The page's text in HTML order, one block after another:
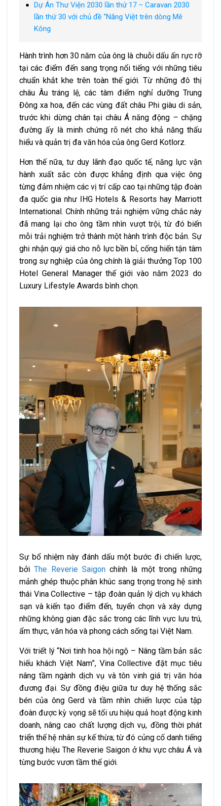
Dự Án Thư Viện 2030 lần thứ 17 – Caravan 2030
lần thứ 30 với chủ đề “Nắng Việt trên dòng Mê
Kông
Hành trình hơn 30 năm của ông là chuỗi dấu ấn rực rỡ
tại các điểm đến sang trọng nổi tiếng với những tiêu
chuẩn khắt khe trên toàn thế giới. Từ những đô thị
châu Âu tráng lệ, các tâm điểm nghỉ dưỡng Trung
Đông xa hoa, đến các vùng đất châu Phi giàu di sản,
trước khi dừng chân tại châu Á năng động – chặng
đường ấy là minh chứng rõ nét cho khả năng thấu
hiểu và quản trị đa văn hóa của ông Gerd Kotlorz.
Hơn thế nữa, tư duy lãnh đạo quốc tế, năng lực vận
hành xuất sắc còn được khẳng định qua việc ông
từng đảm nhiệm các vị trí cấp cao tại những tập đoàn
đa quốc gia như IHG Hotels & Resorts hay Marriott
International. Chính những trải nghiệm vững chắc này
đã mang lại cho ông tầm nhìn vượt trội, từ đó biến
mỗi trải nghiệm trở thành một hành trình độc bản. Sự
ghi nhận quý giá cho nỗ lực bền bỉ, cống hiến tận tâm
trong sự nghiệp của ông chính là giải thưởng Top 100
Hotel General Manager thế giới vào năm 2023 do
Luxury Lifestyle Awards bình chọn.
Sự bổ nhiệm này đánh dấu một bước đi chiến lược,
bởiThe Reverie Saigonchính là một trong những
mảnh ghép thuộc phân khúc sang trọng trong hệ sinh
thái Vina Collective – tập đoàn quản lý dịch vụ khách
sạn và kiến tạo điểm đến, tuyển chọn và xây dựng
những không gian đặc sắc trong các lĩnh vực lưu trú,
ẩm thực, văn hóa và phong cách sống tại Việt Nam.
Với triết lý “Nơi tinh hoa hội ngộ – Nâng tầm bản sắc
hiếu khách Việt Nam”, Vina Collective đặt mục tiêu
nâng tầm ngành dịch vụ và tôn vinh giá trị văn hóa
đương đại. Sự đồng điệu giữa tư duy hệ thống sắc
bén của ông Gerd và tầm nhìn chiến lược của tập
đoàn được kỳ vọng sẽ tối ưu hiệu quả hoạt động kinh
doanh, nâng cao chất lượng dịch vụ, đồng thời phát
triển thế hệ nhân sự kế thừa; từ đó củng cố danh tiếng
thương hiệu The Reverie Saigon ở khu vực châu Á và
từng bước vươn tầm thế giới.